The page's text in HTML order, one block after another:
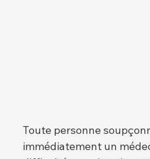
Toute personne
immédiatement un